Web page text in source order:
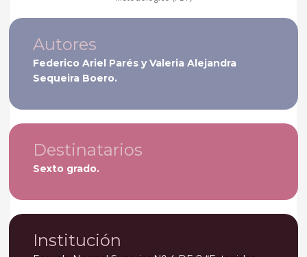
Autores
Federico Ariel Parés y Valeria Alejandra
Sequeira Boero.
Destinatarios
Sexto grado.
Institución